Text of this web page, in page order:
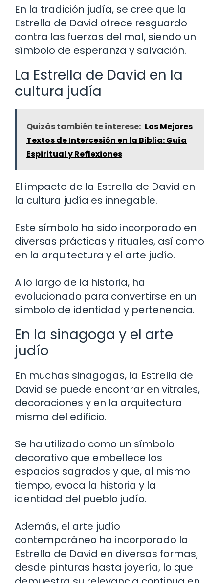
En la tradición judía, se cree que la
Estrella de David ofrece resguardo
contra las fuerzas del mal, siendo un
símbolo de esperanza y salvación.
La Estrella de David en la
cultura judía
Quizás también te interese: Los Mejores
Textos de Intercesión en la Biblia: Guía
Espiritual y Reflexiones
El impacto de la Estrella de David en
la cultura judía es innegable.
Este símbolo ha sido incorporado en
diversas prácticas y rituales, así como
en la arquitectura y el arte judío.
A lo largo de la historia, ha
evolucionado para convertirse en un
símbolo de identidad y pertenencia.
En la sinagoga y el arte
judío
En muchas sinagogas, la Estrella de
David se puede encontrar en vitrales,
decoraciones y en la arquitectura
misma del edificio.
Se ha utilizado como un símbolo
decorativo que embellece los
espacios sagrados y que, al mismo
tiempo, evoca la historia y la
identidad del pueblo judío.
Además, el arte judío
contemporáneo ha incorporado la
Estrella de David en diversas formas,
desde pinturas hasta joyería, lo que